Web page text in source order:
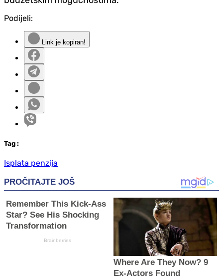
Podijeli:
Link je kopiran!
Tag :
Isplata penzija